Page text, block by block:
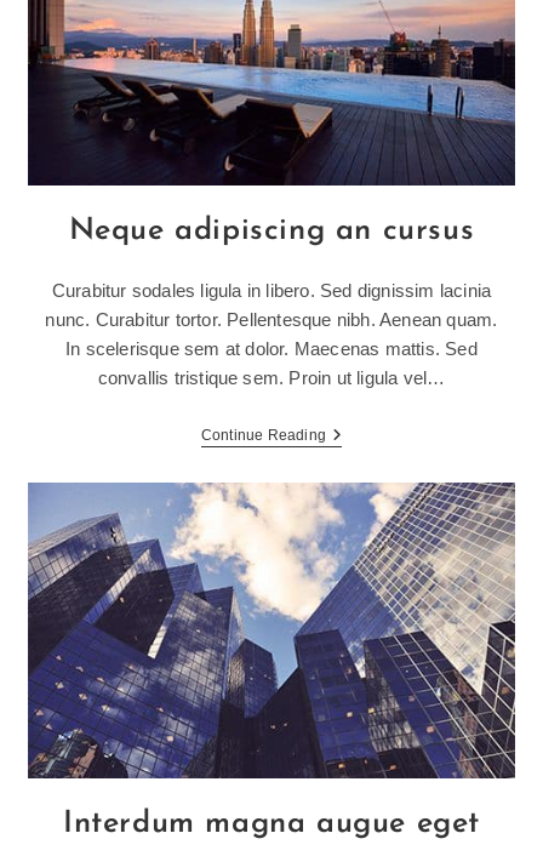
Neque adipiscing an cursus
Curabitur sodales ligula in libero. Sed dignissim lacinia
nunc. Curabitur tortor. Pellentesque nibh. Aenean quam.
In scelerisque sem at dolor. Maecenas mattis. Sed
convallis tristique sem. Proin ut ligula vel…
Continue Reading Neque
Cursus
Interdum magna augue eget